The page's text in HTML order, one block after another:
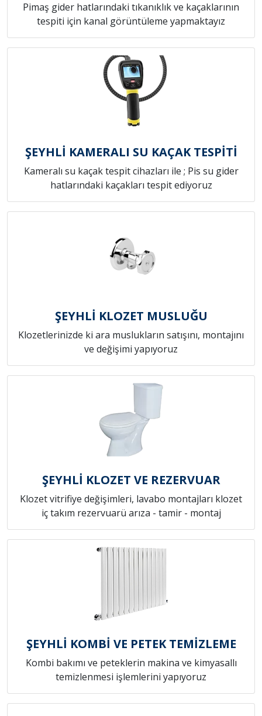
Pimaş gider hatlarındaki tıkanıklık ve kaçaklarının
tespiti için kanal görüntüleme yapmaktayız
ŞEYHLİ KAMERALI SU KAÇAK TESPİTİ
Kameralı su kaçak tespit cihazları ile ; Pis su gider
hatlarındaki kaçakları tespit ediyoruz
ŞEYHLİ KLOZET MUSLUĞU
Klozetlerinizde ki ara muslukların satışını, montajını
ve değişimi yapıyoruz
ŞEYHLİ KLOZET VE REZERVUAR
Klozet vitrifiye değişimleri, lavabo montajları klozet
iç takım rezervuarü arıza - tamir - montaj
ŞEYHLİ KOMBİ VE PETEK TEMİZLEME
Kombi bakımı ve peteklerin makina ve kimyasallı
temizlenmesi işlemlerini yapıyoruz